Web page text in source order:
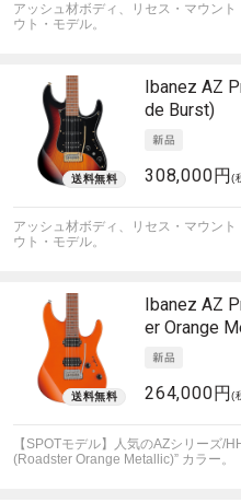
アッシュ材ボディ、リセス・マウン
ウト・モデル。
Ibanez AZ
de Burst)
308,000円(
アッシュ材ボディ、リセス・マウン
ウト・モデル。
Ibanez AZ
er Orange
264,000円(
【SPOTモデル】人気のAZシリーズ/
(Roadster Orange Metallic)” カラー。